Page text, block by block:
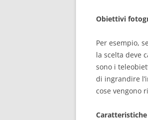
Obiettivi
Per esempio,
la scelta deve
sono i
di ingrandire
cose vengono